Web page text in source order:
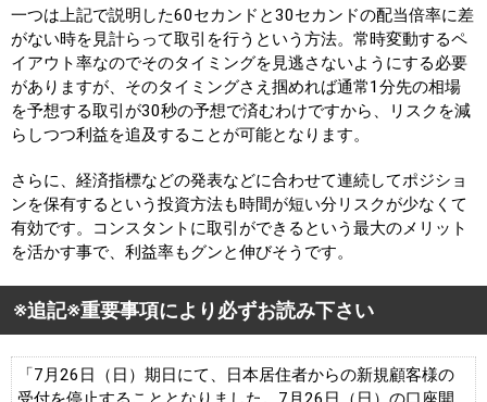
一つは上記で説明した60セカンドと30セカンドの配当倍率に差
がない時を見計らって取引を行うという方法。常時変動するペ
イアウト率なのでそのタイミングを見逃さないようにする必要
がありますが、そのタイミングさえ掴めれば通常1分先の相場
を予想する取引が30秒の予想で済むわけですから、リスクを減
らしつつ利益を追及することが可能となります。
さらに、経済指標などの発表などに合わせて連続してポジショ
ンを保有するという投資方法も時間が短い分リスクが少なくて
有効です。コンスタントに取引ができるという最大のメリット
を活かす事で、利益率もグンと伸びそうです。
※追記※重要事項により必ずお読み下さい
「7月26日（日）期日にて、日本居住者からの新規顧客様の